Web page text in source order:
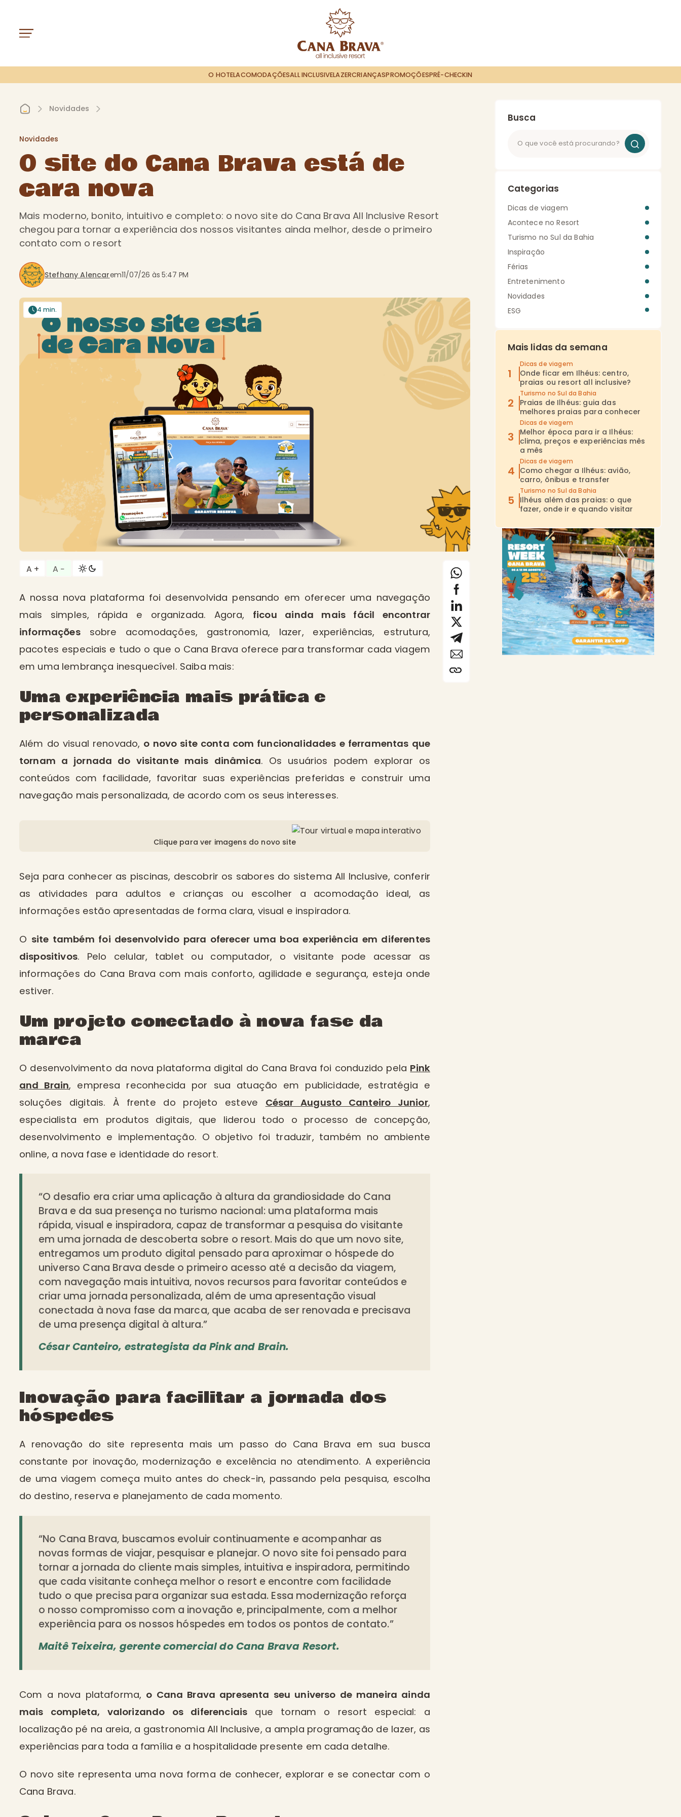
O HOTELACOMODAÇÕESALL INCLUSIVELAZERCRIANÇASPROMOÇÕESPRÉ-CHECKIN
Novidades
Novidades
O site do Cana Brava está de
cara nova
Mais moderno, bonito, intuitivo e completo: o novo site do Cana Brava All Inclusive Resort
chegou para tornar a experiência dos nossos visitantes ainda melhor, desde o primeiro
contato com o resort
Stefhany Alencarem11/07/26 às 5:47 PM
4 min.
A + A −
A nossa nova plataforma foi desenvolvida pensando em oferecer uma navegação
mais simples, rápida e organizada. Agora, ficou ainda mais fácil encontrar
informaçõessobre acomodações, gastronomia, lazer, experiências, estrutura,
pacotes especiais e tudo o que o Cana Brava oferece para transformar cada viagem
em uma lembrança inesquecível. Saiba mais:
Uma experiência mais prática e
personalizada
Além do visual renovado, o novo site conta com funcionalidades e ferramentas que
tornam a jornada do visitante mais dinâmica. Os usuários podem explorar os
conteúdos com facilidade, favoritar suas experiências preferidas e construir uma
navegação mais personalizada, de acordo com os seus interesses.
Clique para ver imagens do novo site
Seja para conhecer as piscinas, descobrir os sabores do sistema All Inclusive, conferir
as atividades para adultos e crianças ou escolher a acomodação ideal, as
informações estão apresentadas de forma clara, visual e inspiradora.
O site também foi desenvolvido para oferecer uma boa experiência em diferentes
dispositivos. Pelo celular, tablet ou computador, o visitante pode acessar as
informações do Cana Brava com mais conforto, agilidade e segurança, esteja onde
estiver.
Um projeto conectado à nova fase da
marca
O desenvolvimento da nova plataforma digital do Cana Brava foi conduzido pela Pink
and Brain, empresa reconhecida por sua atuação em publicidade, estratégia e
soluções digitais. À frente do projeto esteve César Augusto Canteiro Junior,
especialista em produtos digitais, que liderou todo o processo de concepção,
desenvolvimento e implementação. O objetivo foi traduzir, também no ambiente
online, a nova fase e identidade do resort.
“O desafio era criar uma aplicação à altura da grandiosidade do Cana
Brava e da sua presença no turismo nacional: uma plataforma mais
rápida, visual e inspiradora, capaz de transformar a pesquisa do visitante
em uma jornada de descoberta sobre o resort. Mais do que um novo site,
entregamos um produto digital pensado para aproximar o hóspede do
universo Cana Brava desde o primeiro acesso até a decisão da viagem,
com navegação mais intuitiva, novos recursos para favoritar conteúdos e
criar uma jornada personalizada, além de uma apresentação visual
conectada à nova fase da marca, que acaba de ser renovada e precisava
de uma presença digital à altura.”
César Canteiro, estrategista da Pink and Brain.
Inovação para facilitar a jornada dos
hóspedes
A renovação do site representa mais um passo do Cana Brava em sua busca
constante por inovação, modernização e excelência no atendimento. A experiência
de uma viagem começa muito antes do check-in, passando pela pesquisa, escolha
do destino, reserva e planejamento de cada momento.
“No Cana Brava, buscamos evoluir continuamente e acompanhar as
novas formas de viajar, pesquisar e planejar. O novo site foi pensado para
tornar a jornada do cliente mais simples, intuitiva e inspiradora, permitindo
que cada visitante conheça melhor o resort e encontre com facilidade
tudo o que precisa para organizar sua estada. Essa modernização reforça
o nosso compromisso com a inovação e, principalmente, com a melhor
experiência para os nossos hóspedes em todos os pontos de contato.”
Maitê Teixeira, gerente comercial do Cana Brava Resort.
Com a nova plataforma, o Cana Brava apresenta seu universo de maneira ainda
mais completa, valorizando os diferenciais que tornam o resort especial: a
localização pé na areia, a gastronomia All Inclusive, a ampla programação de lazer, as
experiências para toda a família e a hospitalidade presente em cada detalhe.
O novo site representa uma nova forma de conhecer, explorar e se conectar com o
Cana Brava.
Busca
Categorias
Dicas de viagem
Acontece no Resort
Turismo no Sul da Bahia
Inspiração
Férias
Entretenimento
Novidades
ESG
Mais lidas da semana
Dicas de viagem
Onde ficar em Ilhéus: centro,
praias ou resort all inclusive?
Turismo no Sul da Bahia
Praias de Ilhéus: guia das
melhores praias para conhecer
Dicas de viagem
Melhor época para ir a Ilhéus:
clima, preços e experiências mês
a mês
Dicas de viagem
Como chegar a Ilhéus: avião,
carro, ônibus e transfer
Turismo no Sul da Bahia
Ilhéus além das praias: o que
fazer, onde ir e quando visitar